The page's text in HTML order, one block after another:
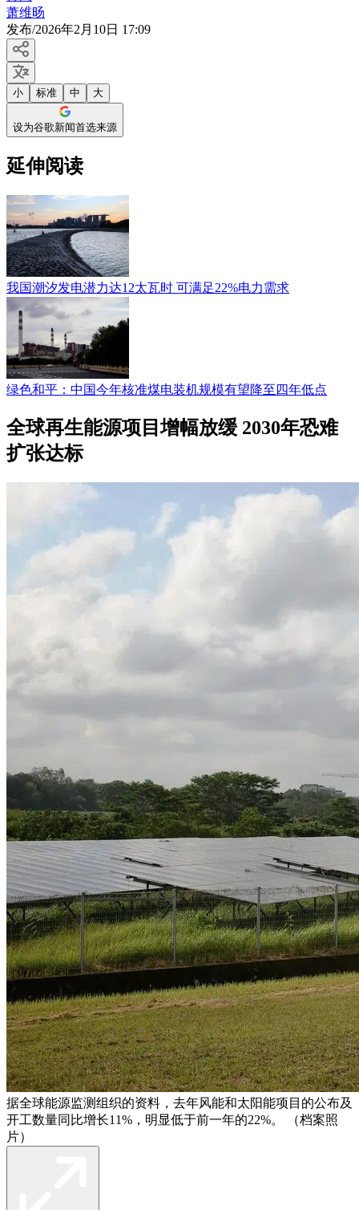
萧维旸
发布/2026年2月10日 17:09
小 标准 中 大
设为谷歌新闻首选来源
延伸阅读
我国潮汐发电潜力达12太瓦时 可满足22%电力需求
绿色和平：中国今年核准煤电装机规模有望降至四年低点
全球再生能源项目增幅放缓 2030年恐难
扩张达标
据全球能源监测组织的资料，去年风能和太阳能项目的公布及
开工数量同比增长11%，明显低于前一年的22%。 （档案照
片）